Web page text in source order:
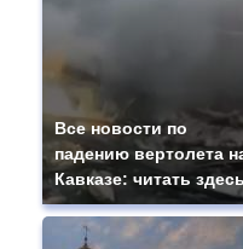
Все новости по
падению вертолета
Кавказе: читать здесь